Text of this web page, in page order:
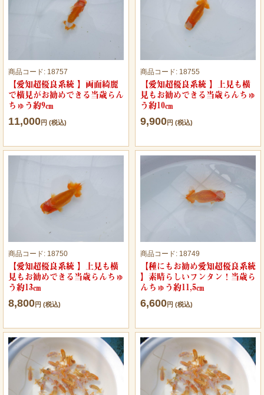
商品コード: 18757
【愛知超優良系統 】両面綺麗
で横見がお勧めできる当歳らん
ちゅう約9㎝
11,000円 (税込)
商品コード: 18755
【愛知超優良系統 】上見も横
見もお勧めできる当歳らんちゅ
う約10㎝
9,900円 (税込)
商品コード: 18750
【愛知超優良系統 】上見も横
見もお勧めできる当歳らんちゅ
う約13㎝
8,800円 (税込)
商品コード: 18749
【種にもお勧め愛知超優良系統
】素晴らしいフンタン！当歳ら
んちゅう約11,5㎝
6,600円 (税込)